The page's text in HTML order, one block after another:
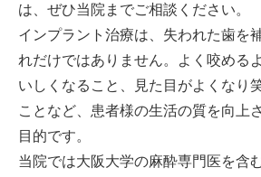
は、ぜひ当院までご相談ください。
インプラント治療は、失われた歯を
れだけではありません。よく咬める
いしくなること、見た目がよくなり
ことなど、患者様の生活の質を向上
目的です。
当院では大阪大学の麻酔専門医を含